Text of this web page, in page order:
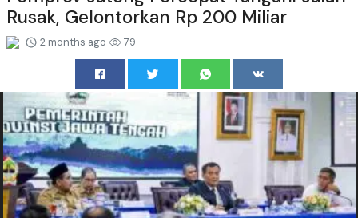
Rusak, Gelontorkan Rp 200 Miliar
2 months ago 79